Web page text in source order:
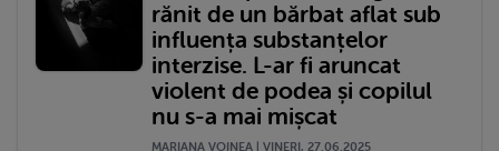
rănit de un bărbat aflat sub
influența substanțelor
interzise. L-ar fi aruncat
violent de podea și copilul
nu s-a mai mișcat
MARIANA VOINEA | VINERI, 27.06.2025